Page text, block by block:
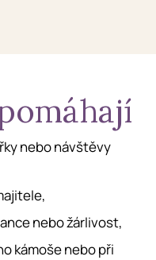
nebo návštěvy
nebo žárlivost,
kámoše nebo při